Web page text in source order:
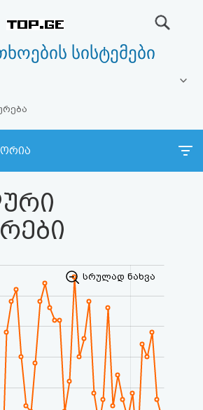
სისტემები
სრულად ნახვა